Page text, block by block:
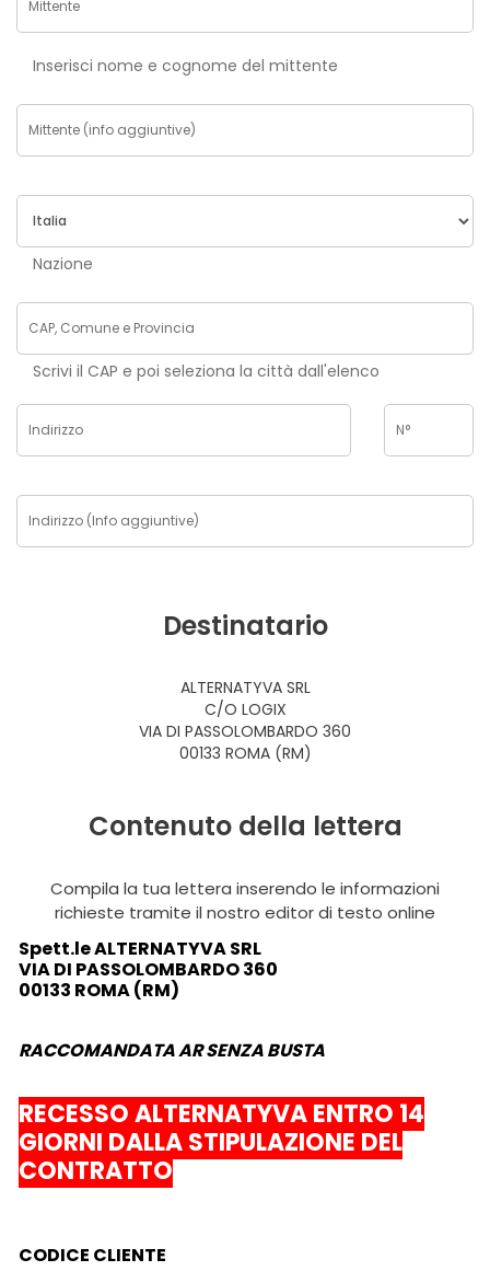
Inserisci nome e cognome del mittente
Nazione
Scrivi il CAP e poi seleziona la città dall'elenco
Destinatario
ALTERNATYVA SRL
C/O LOGIX
VIA DI PASSOLOMBARDO 360
00133 ROMA (RM)
Contenuto della lettera
Compila la tua lettera inserendo le informazioni
richieste tramite il nostro editor di testo online
Spett.leALTERNATYVA SRL
VIA DI PASSOLOMBARDO 360
00133 ROMA (RM)
RACCOMANDATA AR SENZA BUSTA
RECESSO ALTERNATYVA ENTRO 14
GIORNI DALLA STIPULAZIONE DEL
CONTRATTO
CODICE CLIENTE